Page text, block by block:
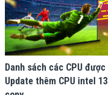
Danh sách các CPU
Update thêm CPU intel